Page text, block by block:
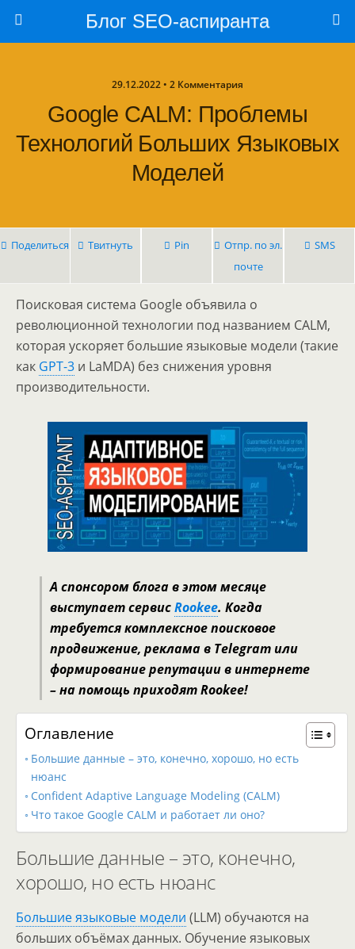
Блог SEO-аспиранта
29.12.2022 • 2 Комментария
Google CALM: Проблемы
Технологий Больших Языковых
Моделей
Поделиться Твитнуть Pin
Отпр. по эл.
почте
SMS
Поисковая система Google объявила о
революционной технологии под названием CALM,
которая ускоряет большие языковые модели (такие
как GPT-3 и LaMDA) без снижения уровня
производительности.
А спонсором блога в этом месяце
выступает сервисRookee. Когда
требуется комплексное поисковое
продвижение, реклама в Telegram или
формирование репутации в интернете
– на помощь приходят Rookee!
Оглавление
Большие данные – это, конечно, хорошо, но есть
нюанс
Confident Adaptive Language Modeling (CALM)
Что такое Google CALM и работает ли оно?
Большие данные – это, конечно,
хорошо, но есть нюанс
Большие языковые модели (LLM) обучаются на
больших объёмах данных. Обучение языковых